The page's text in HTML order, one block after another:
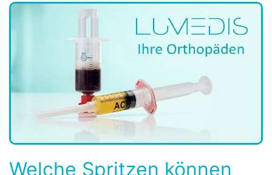
Welche Spritzen können